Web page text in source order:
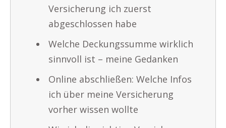
Versicherung ich zuerst
abgeschlossen habe
Welche Deckungssumme wirklich
sinnvoll ist – meine Gedanken
Online abschließen: Welche Infos
ich über meine Versicherung
vorher wissen wollte